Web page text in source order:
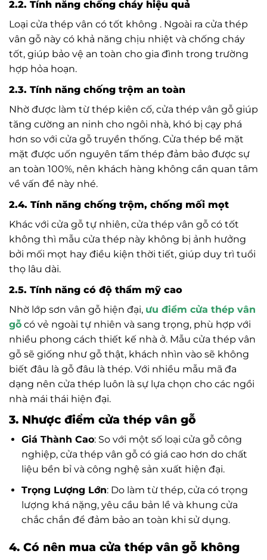
2.2. Tính năng chống cháy hiệu quả
Loại cửa thép vân có tốt không . Ngoài ra cửa thép
vân gỗ này có khả năng chịu nhiệt và chống cháy
tốt, giúp bảo vệ an toàn cho gia đình trong trường
hợp hỏa hoạn.
2.3. Tính năng chống trộm an toàn
Nhờ được làm từ thép kiên cố, cửa thép vân gỗ giúp
tăng cường an ninh cho ngôi nhà, khó bị cạy phá
hơn so với cửa gỗ truyền thống. Cửa thép bề mặt
mặt được uốn nguyên tấm thép đảm bảo được sự
an toàn 100%, nên khách hàng không cần quan tâm
về vấn đề này nhé.
2.4. Tính năng chống trộm, chống mối mọt
Khác với cửa gỗ tự nhiên, cửa thép vân gỗ có tốt
không thì mẫu cửa thép này không bị ảnh hưởng
bởi mối mọt hay điều kiện thời tiết, giúp duy trì tuổi
thọ lâu dài.
2.5. Tính năng có độ thẩm mỹ cao
Nhờ lớp sơn vân gỗ hiện đại, ưu điểm cửa thép vân
gỗ có vẻ ngoài tự nhiên và sang trọng, phù hợp với
nhiều phong cách thiết kế nhà ở. Mẫu cửa thép vân
gỗ sẽ giống như gỗ thật, khách nhìn vào sẽ không
biết đâu là gỗ đâu là thép. Với nhiều mẫu mã đa
dạng nên cửa thép luôn là sự lựa chọn cho các ngồi
nhà mái thái hiện đại.
3. Nhược điểm cửa thép vân gỗ
Giá Thành Cao: So với một số loại cửa gỗ công
nghiệp, cửa thép vân gỗ có giá cao hơn do chất
liệu bền bỉ và công nghệ sản xuất hiện đại.
Trọng Lượng Lớn: Do làm từ thép, cửa có trọng
lượng khá nặng, yêu cầu bản lề và khung cửa
chắc chắn để đảm bảo an toàn khi sử dụng.
4. Có nên mua cửa thép vân gỗ không